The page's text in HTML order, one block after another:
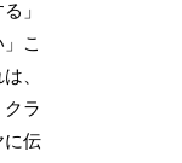
」
こ
、
ラ
に伝